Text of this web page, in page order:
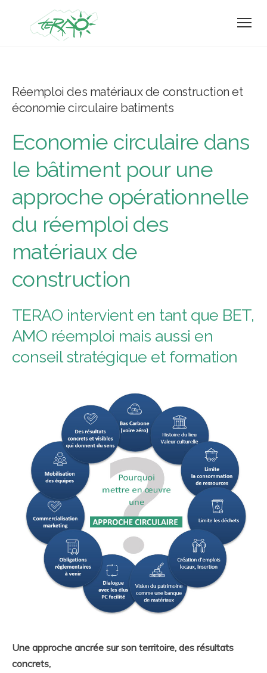
Réemploi des matériaux de construction et
économie circulaire batiments
Economie circulaire dans
le bâtiment pour une
approche opérationnelle
du réemploi des
matériaux de
construction
TERAO intervient en tant que BET,
AMO réemploi mais aussi en
conseil stratégique et formation
Une approche ancrée sur son territoire, des résultats
concrets,